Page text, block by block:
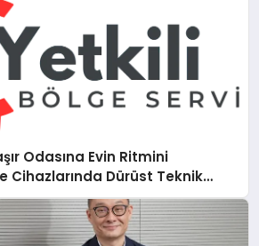
Odasına Evin Ritmini
Cihazlarında Dürüst Teknik